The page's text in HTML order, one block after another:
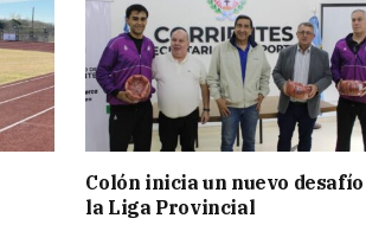
Colón inicia un nuevo
la Liga Provincial